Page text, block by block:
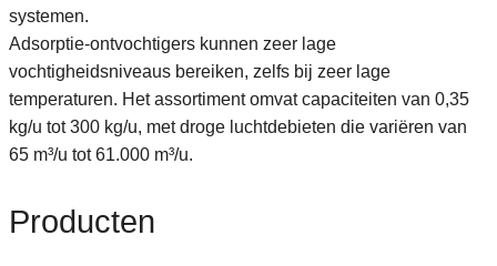
systemen.
Adsorptie-ontvochtigers kunnen zeer lage
vochtigheidsniveaus bereiken, zelfs bij zeer lage
temperaturen. Het assortiment omvat capaciteiten van 0,35
kg/u tot 300 kg/u, met droge luchtdebieten die variëren van
65 m³/u tot 61.000 m³/u.
Producten